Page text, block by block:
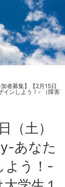
加者募集】【2月15日
インしよう！- （障害
（土）
あなた
よう！-